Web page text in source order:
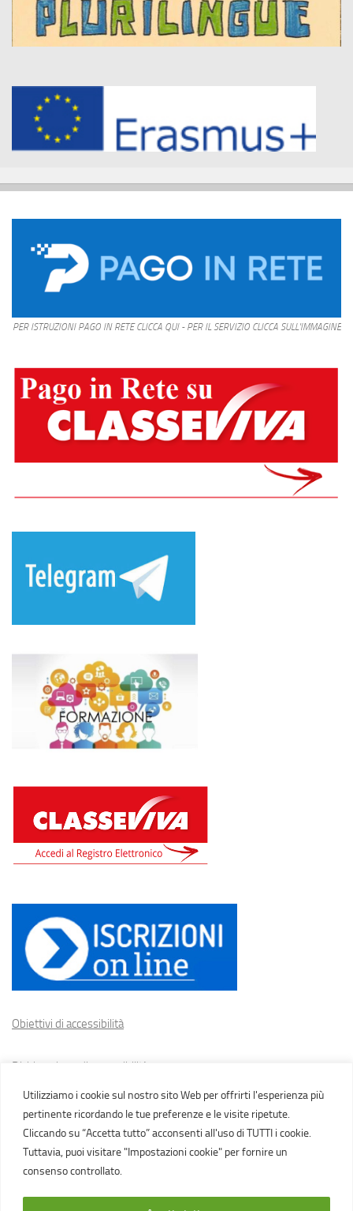
Utilizziamo i cookie sul nostro sito Web per offrirti l'esperienza più
pertinente ricordando le tue preferenze e le visite ripetute.
Cliccando su “Accetta tutto” acconsenti all'uso di TUTTI i cookie.
Tuttavia, puoi visitare "Impostazioni cookie" per fornire un
consenso controllato.
PER ISTRUZIONI PAGO IN RETE CLICCA QUI - PER IL SERVIZIO CLICCA SULL'IMMAGINE
Obiettivi di accessibilità
Dichiarazione di accessibilità
Cookie policy